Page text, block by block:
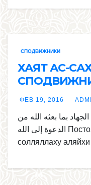
СПОДВИЖНИКИ
ХАЯТ АС-
ФЕВ 19, 2016
بما بعثه الله من
الدعوة إلى الله Постоянство посланника Аллаха,
солляллаху